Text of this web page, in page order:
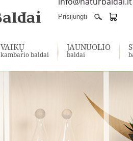
Prisijungti
VAIKŲ
kambario baldai
JAUNUOLIO
baldai